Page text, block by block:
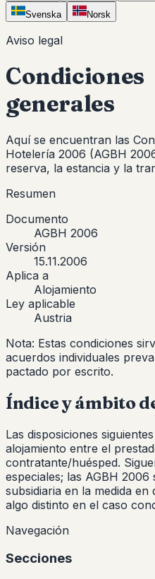
Svenska
Norsk
Aviso legal
Condiciones
generales
Aquí se encuentran las
Hotelería 2006 (AGBH
reserva, la estancia y la
Resumen
Documento
AGBH 2006
Versión
15.11.2006
Aplica a
Alojamiento
Ley aplicable
Austria
Nota: Estas condiciones
acuerdos individuales
pactado por escrito.
Índice y ámbito
Las disposiciones
alojamiento entre el
contratante/huésped.
especiales; las AGBH
subsidiaria en la medida
algo distinto en el caso
Navegación
Secciones